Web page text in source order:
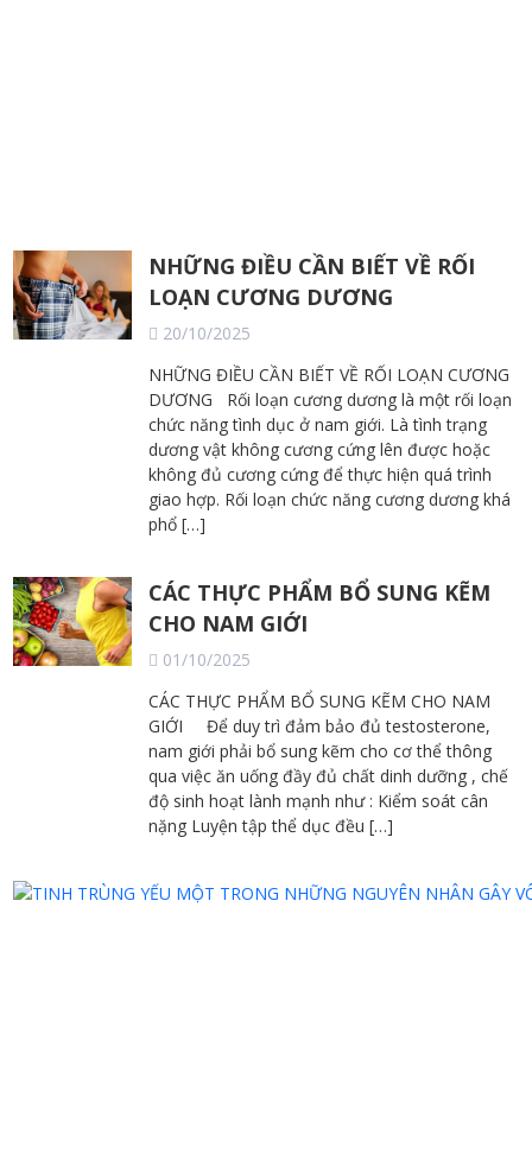
NHỮNG ĐIỀU CẦN BIẾT VỀ RỐI
LOẠN CƯƠNG DƯƠNG
20/10/2025
NHỮNG ĐIỀU CẦN BIẾT VỀ RỐI LOẠN CƯƠNG
DƯƠNG Rối loạn cương dương là một rối loạn
chức năng tình dục ở nam giới. Là tình trạng
dương vật không cương cứng lên được hoặc
không đủ cương cứng để thực hiện quá trình
giao hợp. Rối loạn chức năng cương dương khá
phổ […]
CÁC THỰC PHẨM BỔ SUNG KẼM
CHO NAM GIỚI
01/10/2025
CÁC THỰC PHẨM BỔ SUNG KẼM CHO NAM
GIỚI Để duy trì đảm bảo đủ testosterone,
nam giới phải bổ sung kẽm cho cơ thể thông
qua việc ăn uống đầy đủ chất dinh dưỡng , chế
độ sinh hoạt lành mạnh như : Kiểm soát cân
nặng Luyện tập thể dục đều […]